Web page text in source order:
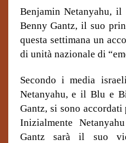
Benjamin Netanyahu,
Benny Gantz, il suo
questa settimana un
di unità nazionale di
Secondo i media
Netanyahu, e il Blu e
Gantz, si sono accordati
Inizialmente
Gantz sarà il suo